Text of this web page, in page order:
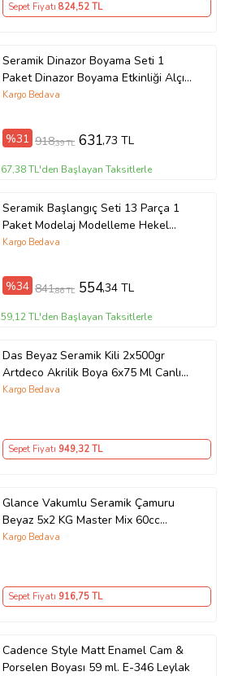
Sepet Fiyatı 824,52 TL
Seramik Dinazor Boyama Seti 1
Paket Dinazor Boyama Etkinliği Alçı
4 Adet Dinazor Modeli 6 Renk Boya
Kargo Bedava
%31 918,39 TL 631,73 TL
67,38 TL'den Başlayan Taksitlerle
Seramik Başlangıç Seti 13 Parça 1
Paket Modelaj Modelleme Hekel
Çömlek Sanatsal Ebeşuar Hobi
Kargo Bedava
%34 841,86 TL 554,34 TL
59,12 TL'den Başlayan Taksitlerle
Das Beyaz Seramik Kili 2x500gr
Artdeco Akrilik Boya 6x75 Ml Canlı
Renkler
Kargo Bedava
Sepet Fiyatı 949,32 TL
Glance Vakumlu Seramik Çamuru
Beyaz 5x2 KG Master Mix 60cc
Akrilik Metalik Canlı Pastel Renkler
Kargo Bedava
Sepet Fiyatı 916,75 TL
Cadence Style Matt Enamel Cam &
Porselen Boyası 59 ml. E-346 Leylak